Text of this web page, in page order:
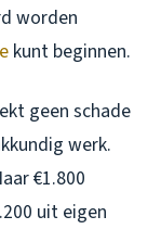
worden
kunt beginnen.
geen schade
werk.
€1.800
uit eigen